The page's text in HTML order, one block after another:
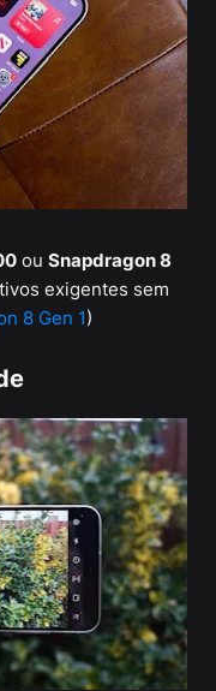
ou Snapdragon 8
exigentes sem
8 Gen 1)